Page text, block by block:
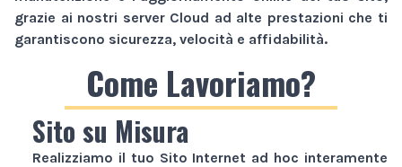
grazie ai nostri server Cloud ad alte prestazioni che ti
garantiscono sicurezza, velocità e affidabilità.
Come Lavoriamo?
Sito su Misura
Realizziamo il tuo Sito Internet ad hoc interamente